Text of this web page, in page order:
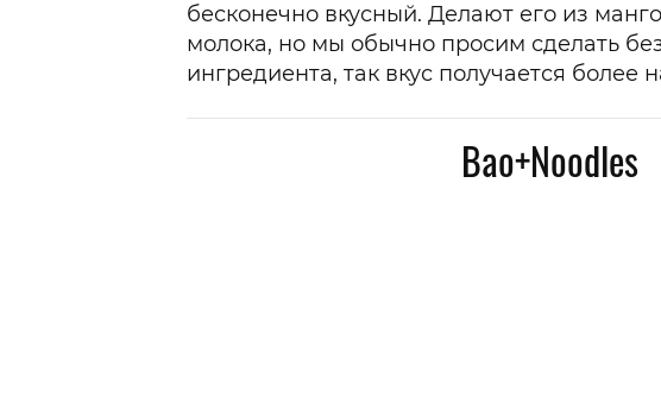
бесконечно вкусный. Делают его из
молока, но мы обычно просим сделать
ингредиента, так вкус получается более
Bao+Noodles